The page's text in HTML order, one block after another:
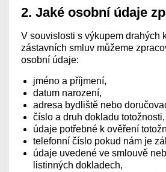
2. Jaké osobní údaje
V souvislosti s výkupem drahých
zástavních smluv můžeme
osobní údaje:
jméno a příjmení,
datum narození,
adresa bydliště nebo
číslo a druh dokladu totožnosti,
údaje potřebné k ověření
telefonní číslo pokud nám je
údaje uvedené ve smlouvě
listinných dokladech,